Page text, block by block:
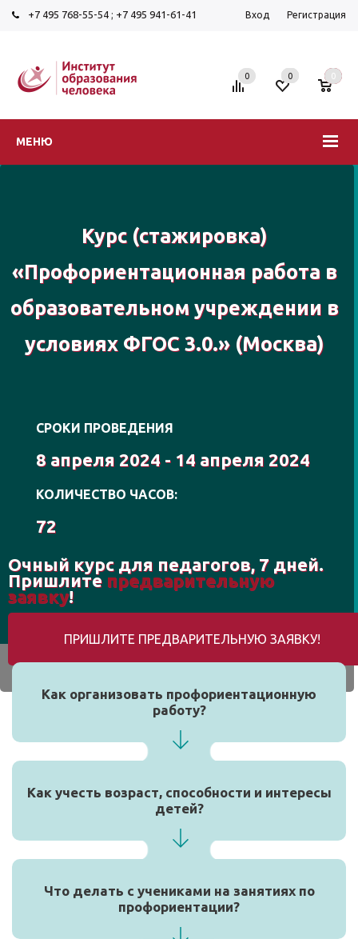
+7 495 768-55-54 ; +7 495 941-61-41 Вход Регистрация
МЕНЮ
0 0 0
Курс (стажировка)
«Профориентационная работа в
образовательном учреждении в
условиях ФГОС 3.0.» (Москва)
СРОКИ ПРОВЕДЕНИЯ
8 апреля 2024 - 14 апреля 2024
КОЛИЧЕСТВО ЧАСОВ:
72
Очный курс для педагогов, 7 дней.
Пришлите предварительную
заявку!
ПРИШЛИТЕ ПРЕДВАРИТЕЛЬНУЮ ЗАЯВКУ!
Как организовать профориентационную
работу?
Как учесть возраст, способности и интересы
детей?
Что делать с учениками на занятиях по
профориентации?